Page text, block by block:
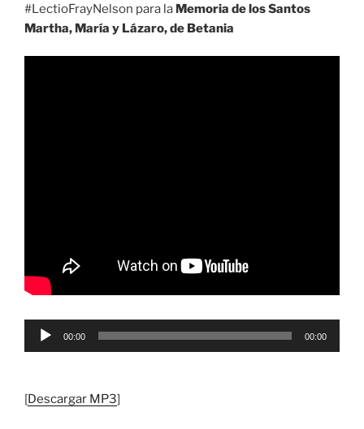
#LectioFrayNelson para la Memoria de los Santos
Martha, María y Lázaro, de Betania
Reproductor
00:00 00:00
[Descargar MP3]